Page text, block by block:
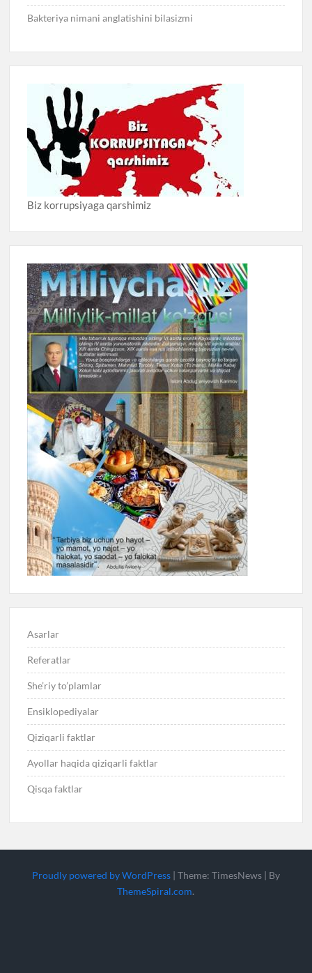
Bakteriya nimani anglatishini bilasizmi
Biz korrupsiyaga qarshimiz
Asarlar
Referatlar
She’riy to’plamlar
Ensiklopediyalar
Qiziqarli faktlar
Ayollar haqida qiziqarli faktlar
Qisqa faktlar
Proudly powered by WordPress | Theme: TimesNews | By
ThemeSpiral.com.